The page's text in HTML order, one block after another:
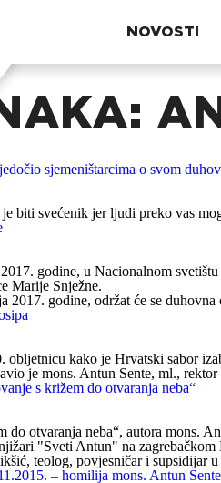
NOVOSTI
sjemeništarcima o svom
biti svećenik jer ljudi preko vas
godine, u Nacionalnom
Marije Snježne.
2017. godine, održat će se
obljetnicu kako je Hrvatski sabor
je mons. Antun Sente, ml.,
s križem do otvaranja neba“
do otvaranja neba“, autora mons.
"Sveti Antun" na
teolog, povjesničar i supsidijar
– homilija mons. Antun